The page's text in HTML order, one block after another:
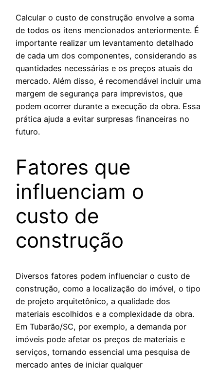
Calcular o custo de construção envolve a soma
de todos os itens mencionados anteriormente. É
importante realizar um levantamento detalhado
de cada um dos componentes, considerando as
quantidades necessárias e os preços atuais do
mercado. Além disso, é recomendável incluir uma
margem de segurança para imprevistos, que
podem ocorrer durante a execução da obra. Essa
prática ajuda a evitar surpresas financeiras no
futuro.
Fatores que
influenciam o
custo de
construção
Diversos fatores podem influenciar o custo de
construção, como a localização do imóvel, o tipo
de projeto arquitetônico, a qualidade dos
materiais escolhidos e a complexidade da obra.
Em Tubarão/SC, por exemplo, a demanda por
imóveis pode afetar os preços de materiais e
serviços, tornando essencial uma pesquisa de
mercado antes de iniciar qualquer